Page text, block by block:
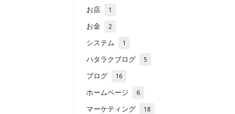
お店 1
お金 2
システム 1
ハタラクブログ 5
ブログ 16
ホームページ 6
マーケティング 18